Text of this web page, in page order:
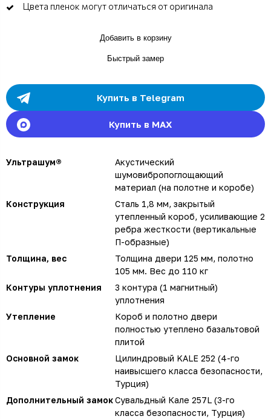
Цвета пленок могут отличаться от оригинала
Добавить в корзину
Быстрый замер
Купить в Telegram
Купить в MAX
Ультрашум®
Акустический
шумовибропоглощающий
материал (на полотне и коробе)
Конструкция
Сталь 1,8 мм, закрытый
утепленный короб, усиливающие 2
ребра жесткости (вертикальные
П-образные)
Толщина, вес
Толщина двери 125 мм, полотно
105 мм. Вес до 110 кг
Контуры уплотнения
3 контура (1 магнитный)
уплотнения
Утепление
Короб и полотно двери
полностью утеплено базальтовой
плитой
Основной замок
Цилиндровый KALE 252 (4-го
наивысшего класса безопасности,
Турция)
Дополнительный замокСувальдный Кале 257L (3-го
класса безопасности, Турция)